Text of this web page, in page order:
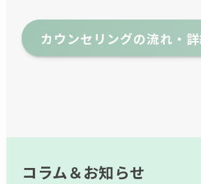
カウンセリングの流れ・
コラム＆お知らせ